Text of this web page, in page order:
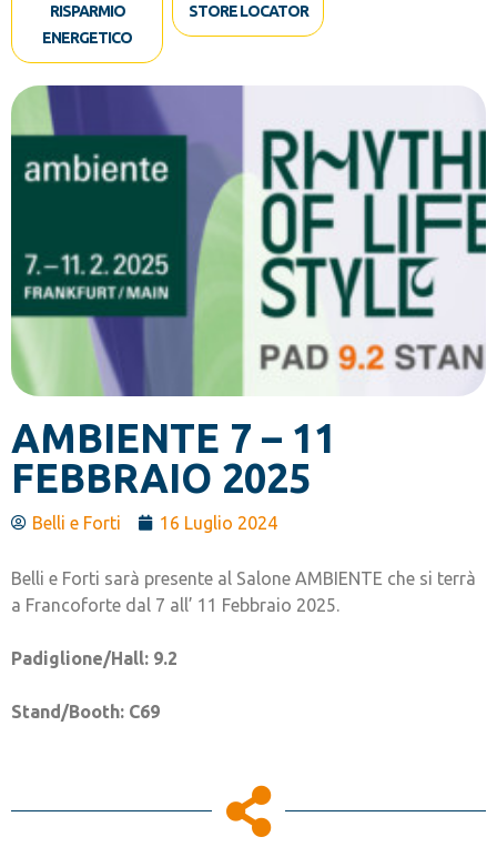
RISPARMIO
ENERGETICO
STORE LOCATOR
AMBIENTE 7 – 11
FEBBRAIO 2025
Belli e Forti 16 Luglio 2024
Belli e Forti sarà presente al Salone AMBIENTE che si terrà
a Francoforte dal 7 all’ 11 Febbraio 2025.
Padiglione/Hall: 9.2
Stand/Booth: C69